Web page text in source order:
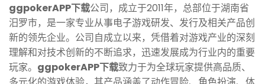
ggpokerAPP下载公司，成立于2011年，总部位于湖南省
汨罗市，是一家专业从事电子游戏研发、发行及相关产品创
新的领先企业。公司自成立以来，凭借着对游戏产业的深刻
理解和对技术创新的不断追求，迅速发展成为行业内的重要
玩家。 ggpokerAPP下载致力于为全球玩家提供高品质、